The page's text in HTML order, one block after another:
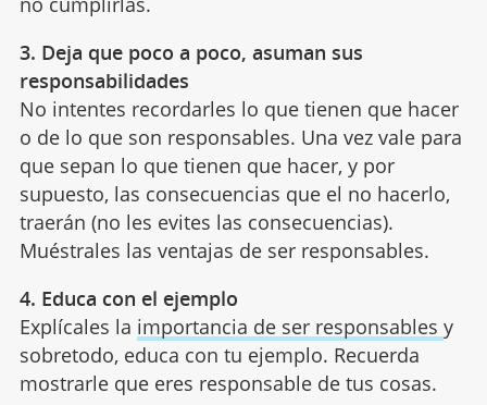
3. Deja que poco a poco, asuman sus
responsabilidades
No intentes recordarles lo que tienen que hacer
o de lo que son responsables. Una vez vale para
que sepan lo que tienen que hacer, y por
supuesto, las consecuencias que el no hacerlo,
traerán (no les evites las consecuencias).
Muéstrales las ventajas de ser responsables.
4. Educa con el ejemplo
Explícales la importancia de ser responsables y
sobretodo, educa con tu ejemplo. Recuerda
mostrarle que eres responsable de tus cosas.